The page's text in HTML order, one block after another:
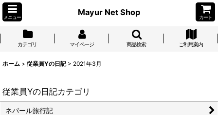
メニュー
Mayur Net Shop
カート
カテゴリ マイページ 商品検索 ご利用案内
ホーム > 従業員Yの日記 > 2021年3月
従業員Yの日記カテゴリ
ネパール旅行記